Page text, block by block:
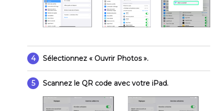
4 Sélectionnez « Ouvrir Photos ».
5 Scannez le QR code avec votre iPad.